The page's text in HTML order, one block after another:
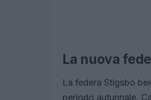
La nuova
La federa Stigsbo
periodo autunnale.